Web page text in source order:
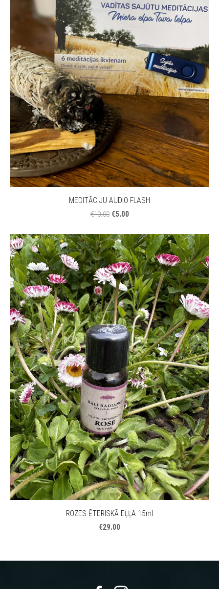
MEDITĀCIJU AUDIO FLASH
€10.00 €5.00
ROZES ĒTERISKĀ EĻĻA 15ml
€29.00